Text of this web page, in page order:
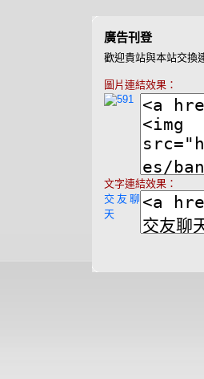
廣告刊登
歡迎貴站與本站交換
圖片連結效果：
文字連結效果：
交友聊
天